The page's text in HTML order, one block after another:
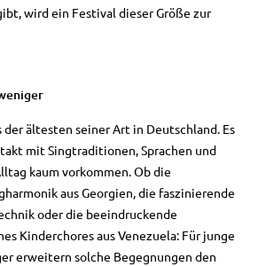
wird ein Festival dieser Größe zur
der ältesten seiner Art in Deutschland. Es
mit Singtraditionen, Sprachen und
kaum vorkommen. Ob die
aus Georgien, die faszinierende
oder die beeindruckende
Kinderchores aus Venezuela: Für junge
erweitern solche Begegnungen den